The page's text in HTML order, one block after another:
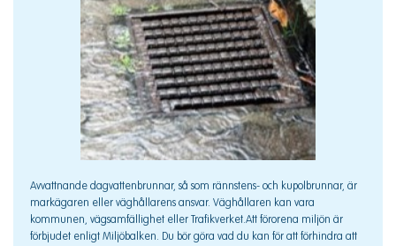
Avvattnande dagvattenbrunnar, så som rännstens- och kupolbrunnar, är
markägaren eller väghållarens ansvar. Väghållaren kan vara
kommunen, vägsamfällighet eller Trafikverket.Att förorena miljön är
förbjudet enligt Miljöbalken. Du bör göra vad du kan för att förhindra att